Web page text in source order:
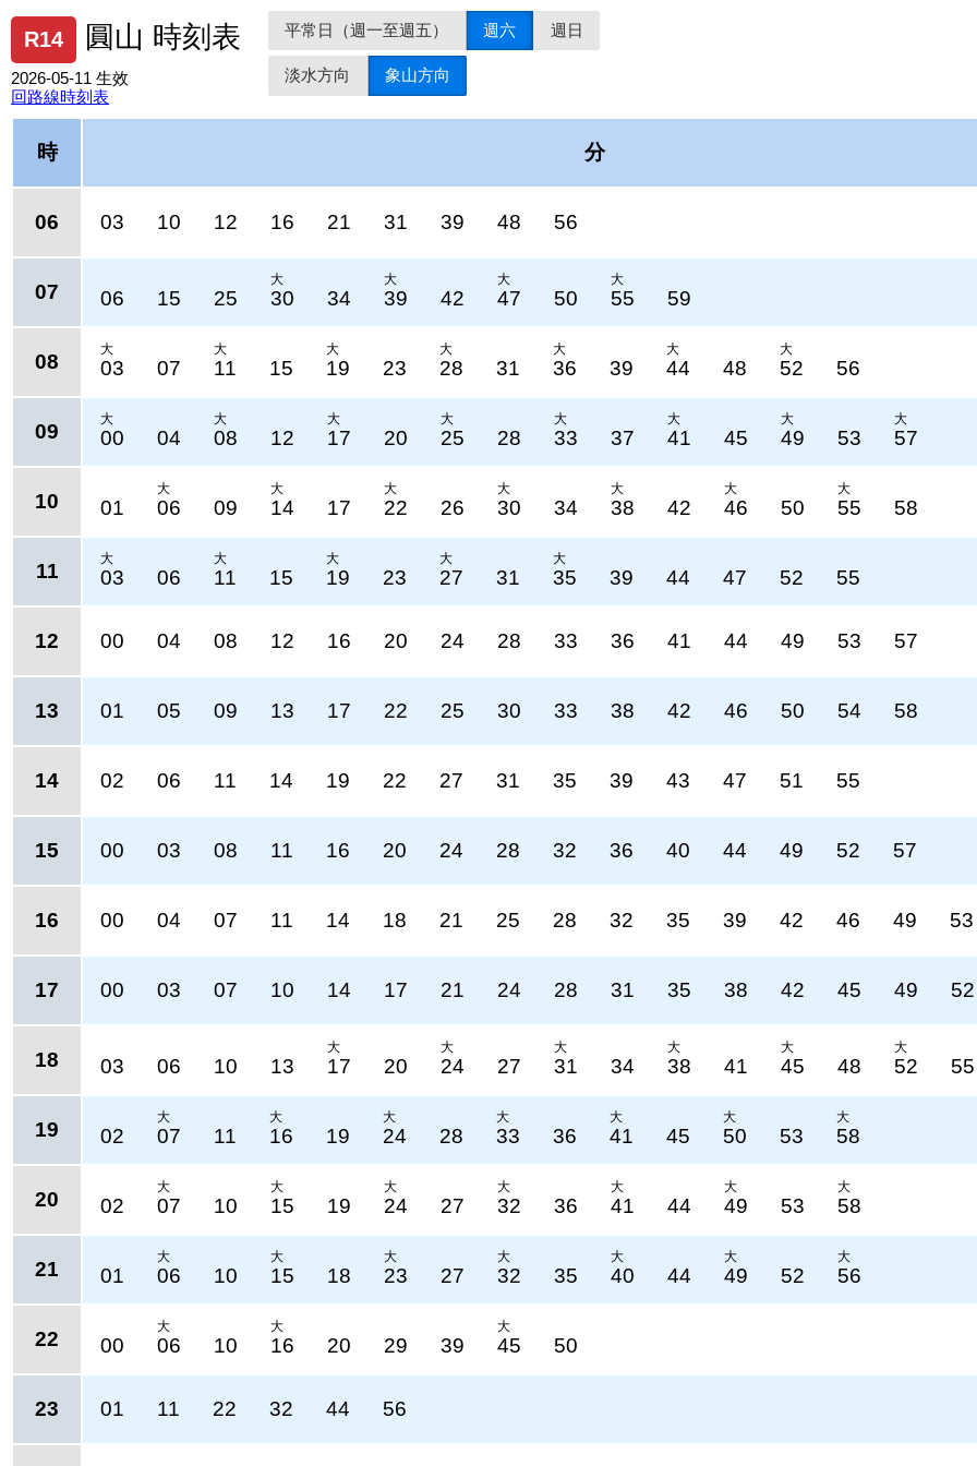
R14 圓山 時刻表
2026-05-11 生效
回路線時刻表
平常日（週一至週五） 週六 週日
淡水方向 象山方向
時 分
06 03 10 12 16 21 31 39 48 56
07 06 15 25
大
30 34
大
39 42
大
47 50
大
55 59
08
大
03 07
大
11 15
大
19 23
大
28 31
大
36 39
大
44 48
大
52 56
09
大
00 04
大
08 12
大
17 20
大
25 28
大
33 37
大
41 45
大
49 53
大
57
10 01
大
06 09
大
14 17
大
22 26
大
30 34
大
38 42
大
46 50
大
55 58
11
大
03 06
大
11 15
大
19 23
大
27 31
大
35 39 44 47 52 55
12 00 04 08 12 16 20 24 28 33 36 41 44 49 53 57
13 01 05 09 13 17 22 25 30 33 38 42 46 50 54 58
14 02 06 11 14 19 22 27 31 35 39 43 47 51 55
15 00 03 08 11 16 20 24 28 32 36 40 44 49 52 57
16 00 04 07 11 14 18 21 25 28 32 35 39 42 46 49 53
17 00 03 07 10 14 17 21 24 28 31 35 38 42 45 49 52
18 03 06 10 13
大
17 20
大
24 27
大
31 34
大
38 41
大
45 48
大
52 55
19 02
大
07 11
大
16 19
大
24 28
大
33 36
大
41 45
大
50 53
大
58
20 02
大
07 10
大
15 19
大
24 27
大
32 36
大
41 44
大
49 53
大
58
21 01
大
06 10
大
15 18
大
23 27
大
32 35
大
40 44
大
49 52
大
56
22 00
大
06 10
大
16 20 29 39
大
45 50
23 01 11 22 32 44 56